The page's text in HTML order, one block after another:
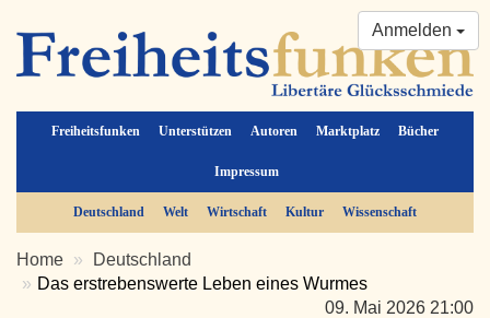
Freiheitsfunken Unterstützen Autoren Marktplatz Bücher
Impressum
Anmelden
Deutschland Welt Wirtschaft Kultur Wissenschaft
Home
Deutschland
Das erstrebenswerte Leben eines Wurmes
09. Mai 2026 21:00